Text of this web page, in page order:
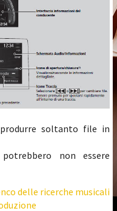
soltanto file in
non essere
delle ricerche musicali